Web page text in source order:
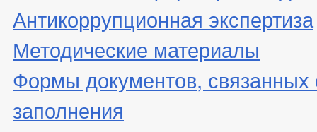
Антикоррупционная экспертиза
Методические материалы
Формы документов, связанных
заполнения